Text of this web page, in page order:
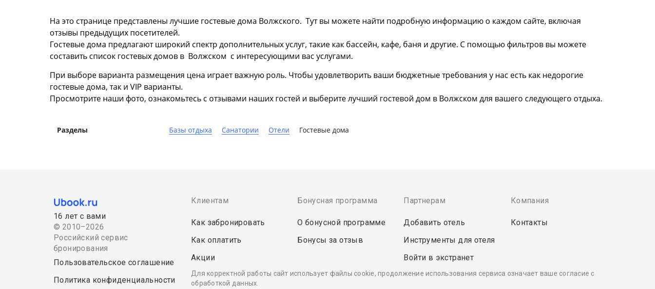
На это странице представлены лучшие гостевые дома Волжского. Тут вы можете найти подробную информацию о каждом сайте, включая
отзывы предыдущих посетителей.
Гостевые дома предлагают широкий спектр дополнительных услуг, такие как бассейн, кафе, баня и другие. С помощью фильтров вы можете
составить список гостевых домов в Волжском с интересующими вас услугами.
При выборе варианта размещения цена играет важную роль. Чтобы удовлетворить ваши бюджетные требования у нас есть как недорогие
гостевые дома, так и VIP варианты.
Просмотрите наши фото, ознакомьтесь с отзывами наших гостей и выберите лучший гостевой дом в Волжском для вашего следующего отдыха.
Разделы Базы отдыха Санатории Отели Гостевые дома
16 лет с вами
© 2010–2026
Российский сервис
бронирования
Пользовательское соглашение
Политика конфиденциальности
Клиентам
Как забронировать
Как оплатить
Акции
Бонусная программа
О бонусной программе
Бонусы за отзыв
Партнерам
Добавить отель
Инструменты для отеля
Войти в экстранет
Компания
Контакты
Для корректной работы сайт использует файлы cookie, продолжение использования сервиса означает ваше согласие с
обработкой данных.